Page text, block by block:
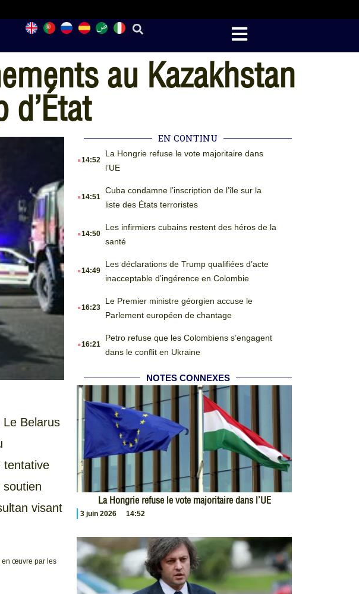
au Kazakhstan
Belarus
tentative
soutien
visant
en œuvre par les
EN CONTINU
.14:52
La Hongrie refuse le vote majoritaire dans
l’UE
.14:51
Cuba condamne l’inscription de l’île sur la
liste des États terroristes
.14:50
Les infirmiers cubains restent des héros de la
santé
.14:49
Les déclarations de Trump qualifiées d’acte
inacceptable d’ingérence en Colombie
.16:23
Le Premier ministre géorgien accuse le
Parlement européen de chantage
.16:21
Petro refuse que les Colombiens s’engagent
dans le conflit en Ukraine
NOTES CONNEXES
La Hongrie refuse le vote majoritaire dans l’UE
3 juin 2026 14:52